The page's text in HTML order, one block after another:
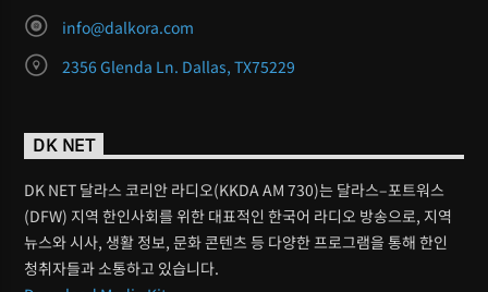
info@dalkora.com
2356 Glenda Ln. Dallas, TX75229
DK NET
DK NET 달라스 코리안 라디오(KKDA AM 730)는 달라스–포트워스
(DFW) 지역 한인사회를 위한 대표적인 한국어 라디오 방송으로, 지역
뉴스와 시사, 생활 정보, 문화 콘텐츠 등 다양한 프로그램을 통해 한인
청취자들과 소통하고 있습니다.